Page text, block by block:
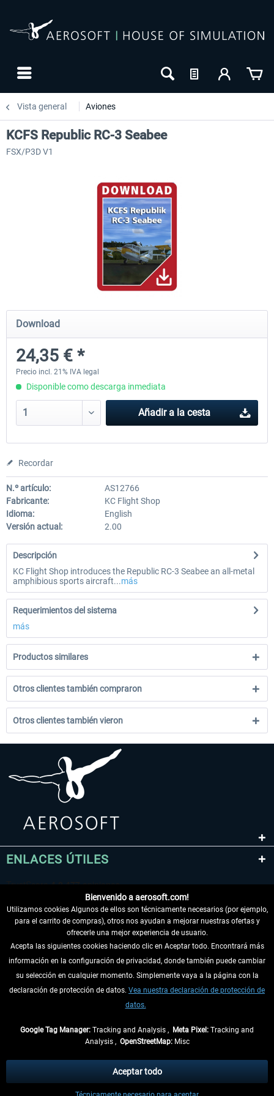
Vista general Aviones
Airbus Bundle
53,21 € *
KCFS Republic RC-3 Seabee
FSX/P3D V1
Download
24,35 € *
Precio incl. 21% IVA legal
Disponible como descarga inmediata
Añadir a la cesta
Recordar
N.º artículo:
AS12766
Fabricante:
KC Flight Shop
Idioma:
English
Versión actual:
2.00
Descripción
KC Flight Shop introduces the Republic RC-3 Seabee an all-metal
amphibious sports aircraft...más
Requerimientos del sistema
más
Productos similares
Otros clientes también compraron
Otros clientes también vieron
ENLACES ÚTILES
DESISTIR DEL CONTRATO
INFORMACIÓN
tasas de recepción si no se describe lo contrario
** De aplicación a envíos dentro de Alemania. Los plazos de envío para los
Bienvenido a aerosoft.com!
Utilizamos cookies Algunos de ellos son técnicamente necesarios (por ejemplo,
para el carrito de compras), otros nos ayudan a mejorar nuestras ofertas y
ofrecerle una mejor experiencia de usuario.
Acepta las siguientes cookies haciendo clic en Aceptar todo. Encontrará más
información en la configuración de privacidad, donde también puede cambiar
su selección en cualquier momento. Simplemente vaya a la página con la
declaración de protección de datos. Vea nuestra declaración de protección de
datos.
Google Tag Manager: Tracking and Analysis , Meta Pixel: Tracking and
Analysis , OpenStreetMap:Misc
Aceptar todo